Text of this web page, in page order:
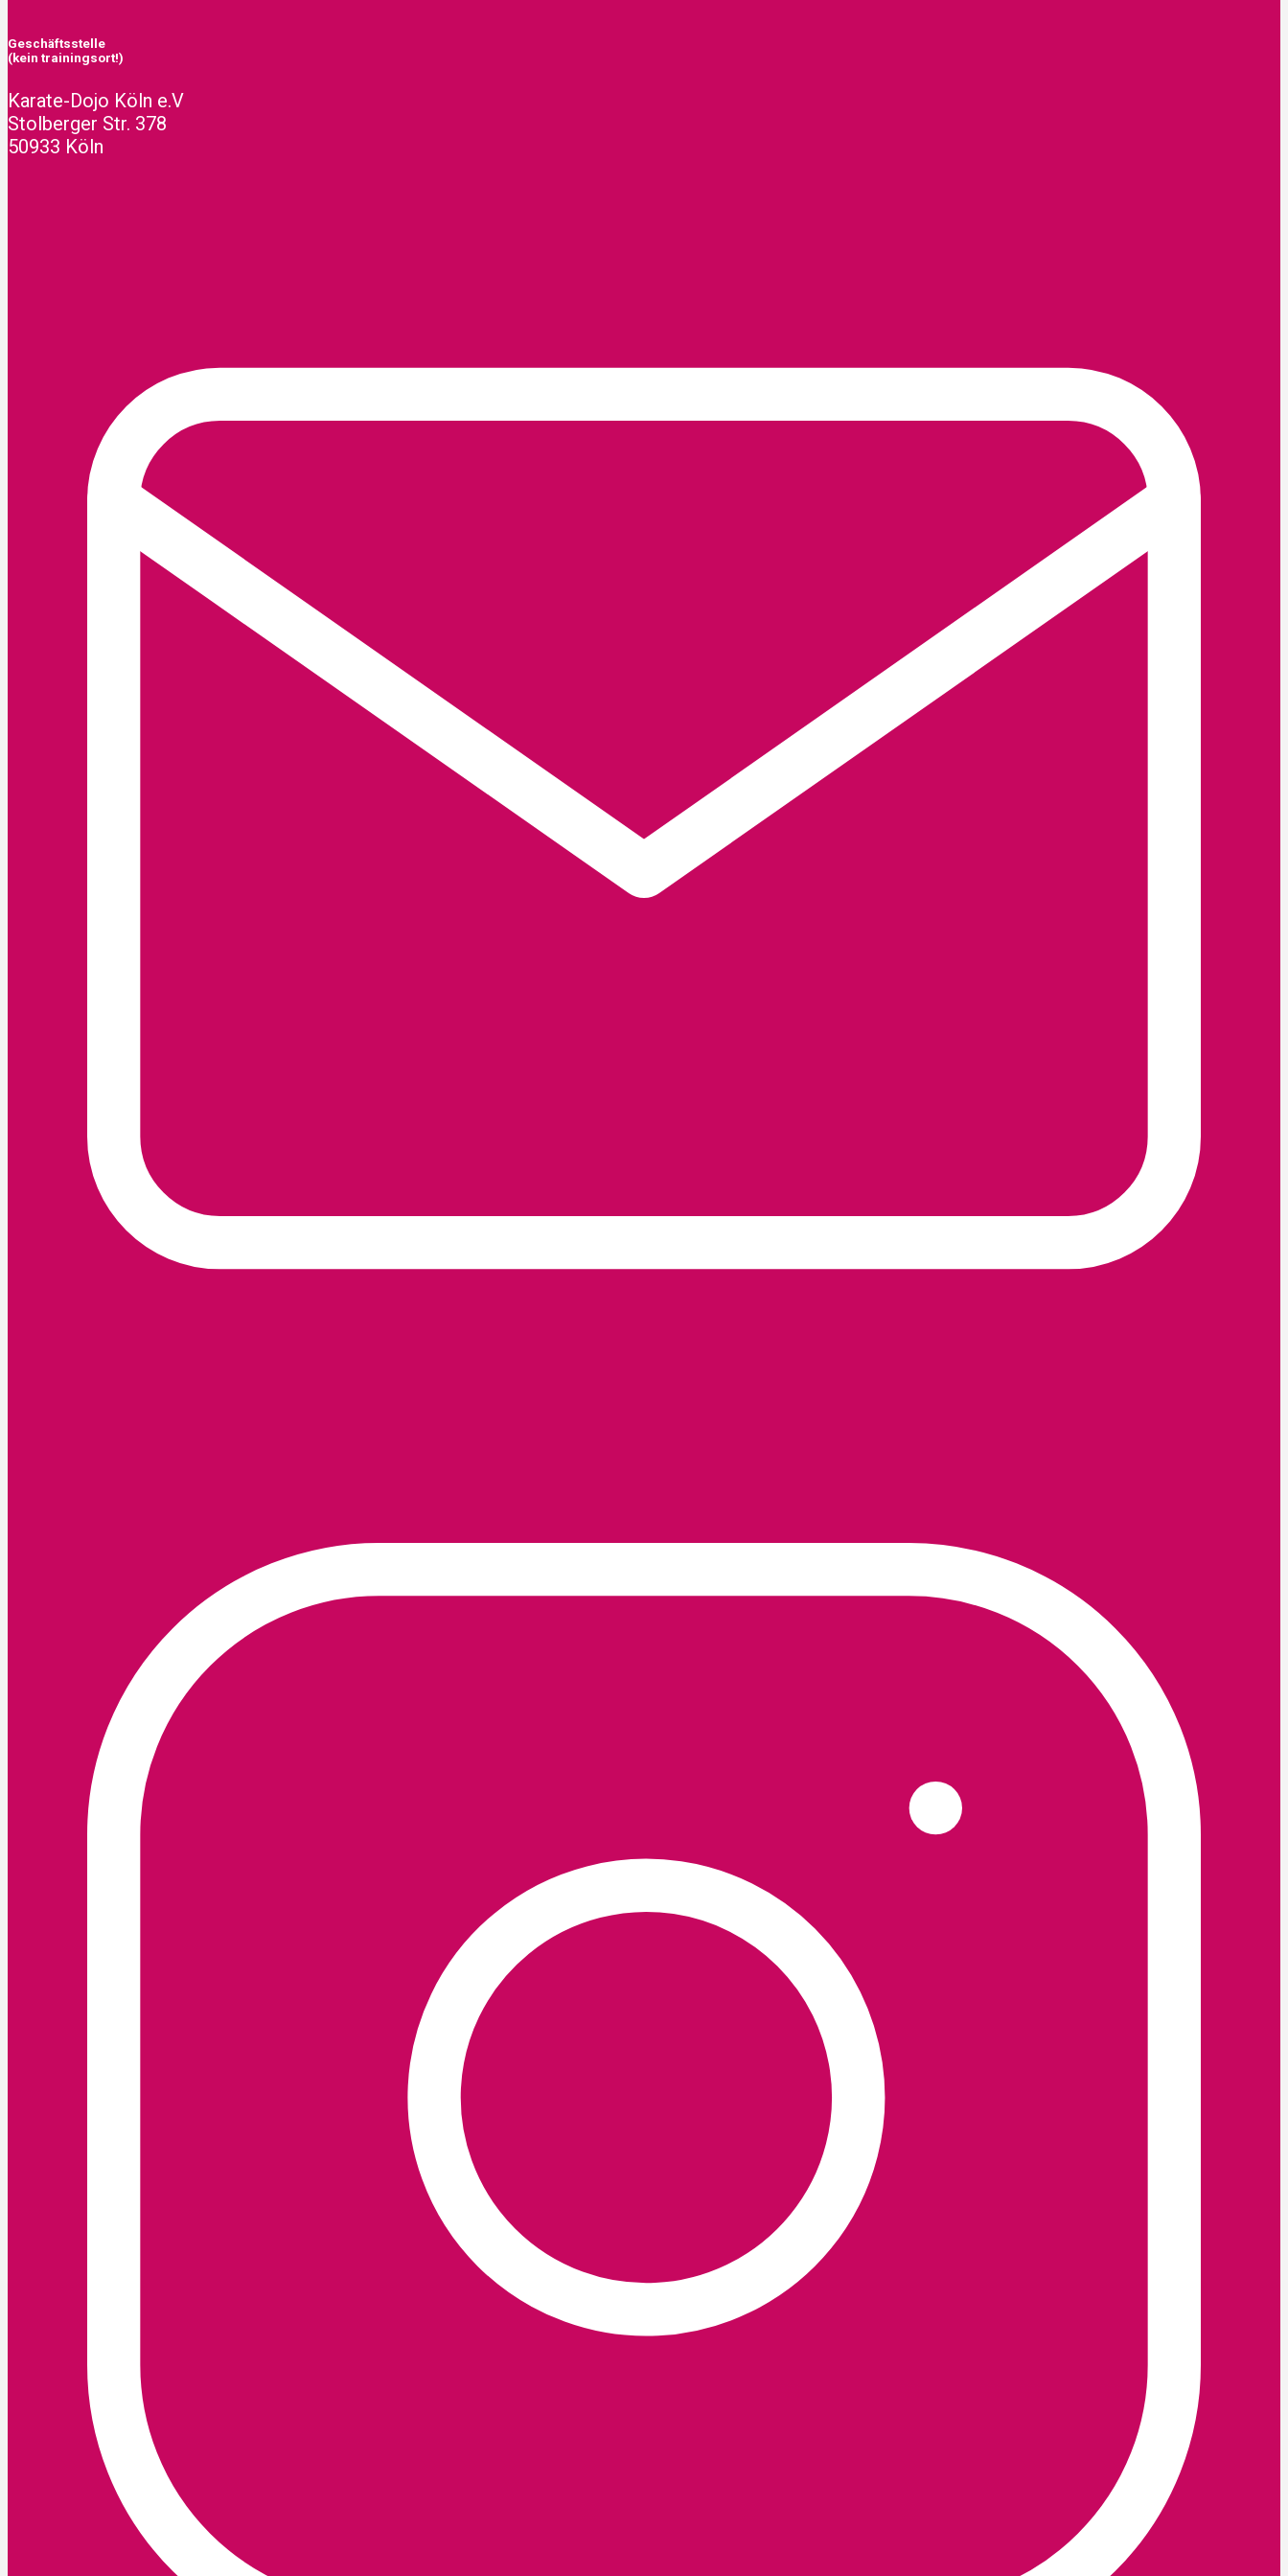
Geschäftsstelle
(kein trainingsort!)
Karate-Dojo Köln e.V
Stolberger Str. 378
50933 Köln